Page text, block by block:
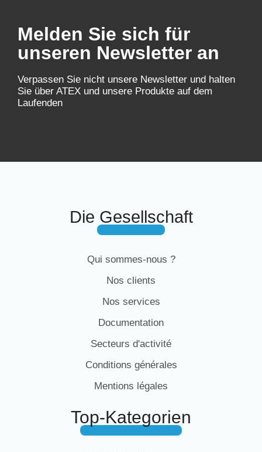
Melden Sie sich für
unseren Newsletter an
Verpassen Sie nicht unsere Newsletter und halten
Sie über ATEX und unsere Produkte auf dem
Laufenden
Die Gesellschaft
Qui sommes-nous ?
Nos clients
Nos services
Documentation
Secteurs d'activité
Conditions générales
Mentions légales
Top-Kategorien